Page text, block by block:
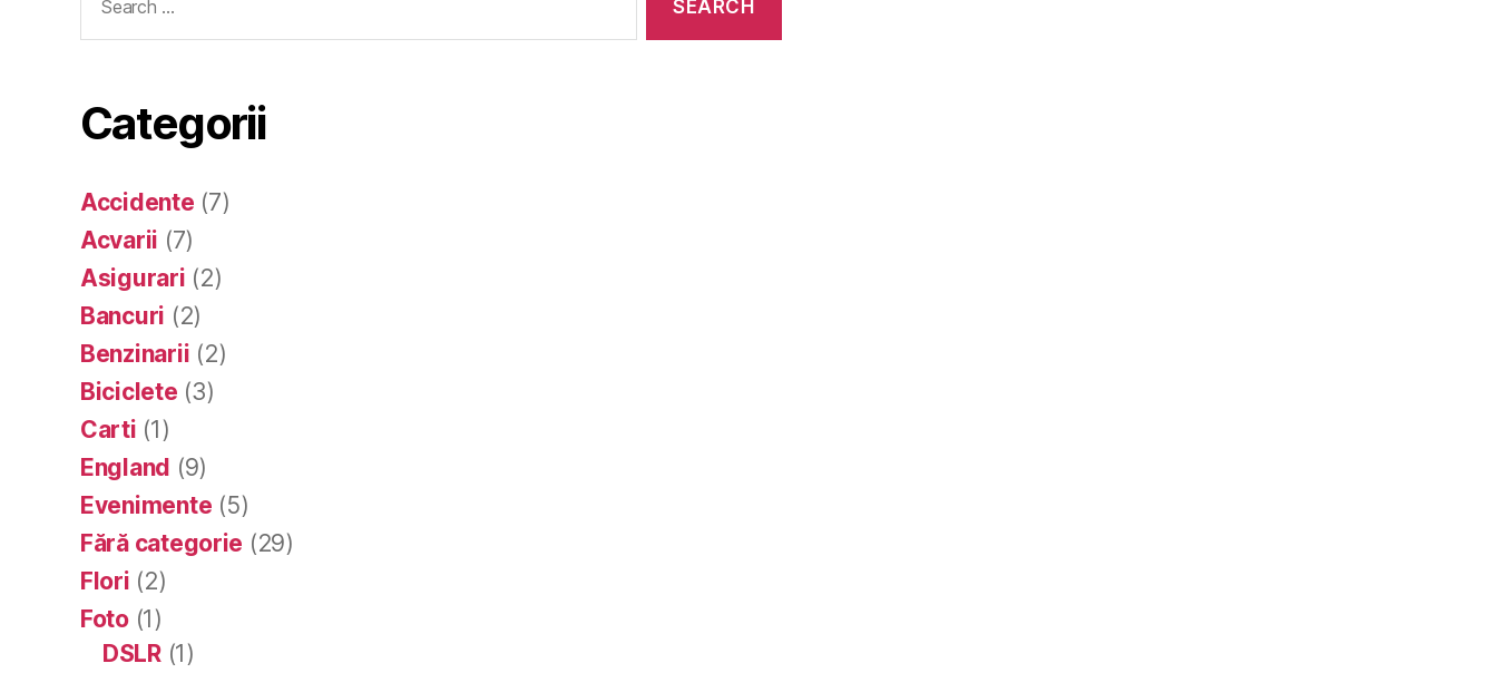
for:
Categorii
Accidente (7)
Acvarii (7)
Asigurari (2)
Bancuri (2)
Benzinarii (2)
Biciclete (3)
Carti (1)
England (9)
Evenimente (5)
Fără categorie (29)
Flori (2)
Foto(1)
DSLR(1)